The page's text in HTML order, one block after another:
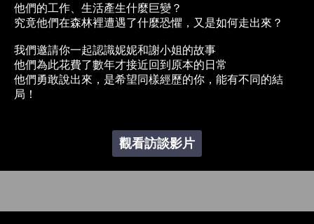
他們的工作、生活產生什麼巨變？
究竟他們在森林裡遭遇了什麼恐懼，又是如何走出來？
我們邀請你一起認識妮妮和謝小姐的故事
他們為此花費了數年才接近回到原本的日常
他們勇敢說出來，是希望同樣經歷的你，能有不同的結
局！
觀看訪談影片